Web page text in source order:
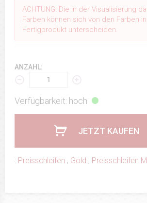
ACHTUNG! Die in der Visualisierung
Farben können sich von den Farben
Fertigprodukt unterscheiden.
ANZAHL:
Verfügbarkeit: hoch
JETZT KAUFEN
: Preisschleifen , Gold , Preisschleifen